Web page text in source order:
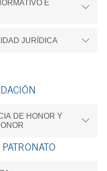
E
JURÍDICA
DE HONOR Y